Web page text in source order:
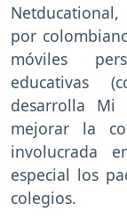
por
móviles
educativas
desarrolla Mi
mejorar la
involucrada
especial los
colegios.